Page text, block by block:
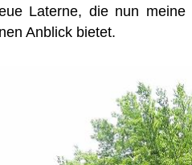
Laterne, die nun
Anblick bietet.